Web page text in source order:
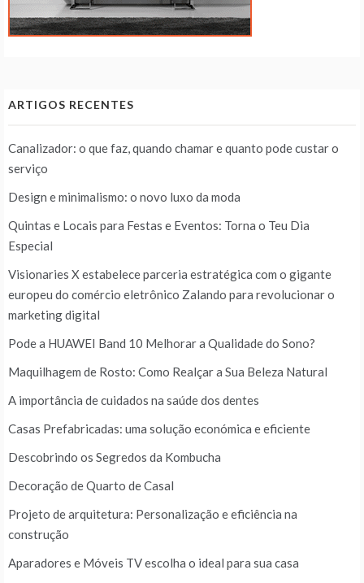
ARTIGOS RECENTES
Canalizador: o que faz, quando chamar e quanto pode custar o
serviço
Design e minimalismo: o novo luxo da moda
Quintas e Locais para Festas e Eventos: Torna o Teu Dia
Especial
Visionaries X estabelece parceria estratégica com o gigante
europeu do comércio eletrônico Zalando para revolucionar o
marketing digital
Pode a HUAWEI Band 10 Melhorar a Qualidade do Sono?
Maquilhagem de Rosto: Como Realçar a Sua Beleza Natural
A importância de cuidados na saúde dos dentes
Casas Prefabricadas: uma solução económica e eficiente
Descobrindo os Segredos da Kombucha
Decoração de Quarto de Casal
Projeto de arquitetura: Personalização e eficiência na
construção
Aparadores e Móveis TV escolha o ideal para sua casa